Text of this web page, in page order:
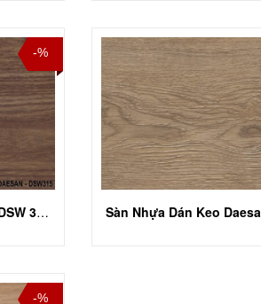
-%
Sàn Nhựa Dán Keo Daesan DSW 315
-%